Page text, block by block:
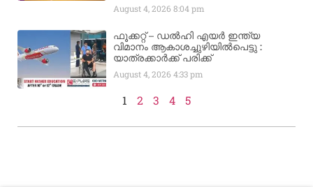
August 4, 20268:04 pm
ഫൂക്കറ്റ് – ഡൽഹി എയര്‍ ഇന്ത്യ
വിമാനം ആകാശച്ചുഴിയില്‍പെട്ടു :
യാത്രക്കാര്‍ക്ക് പരിക്ക്
August 4, 20264:33 pm
1 2 3 4 5